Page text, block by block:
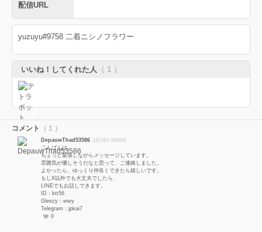
配信URL
yuzuyu#9758 二着ニシノフラワー
いいね！してくれた人 （ 1 ）
コメント （ 1 ）
DepauwThad53586 1月13日 21時0分
こんばんは。
ちょっと緊張しながらメッセージしています。
雰囲気が優しそうだなと思って、ご連絡しました。
よかったら、ゆっくり仲良くできたら嬉しいです。
もしX以外でも大丈夫でしたら、
LINEでもお話しできます。
ID：ktt56
Gleezy：wwy
Telegram：jpkai7
0